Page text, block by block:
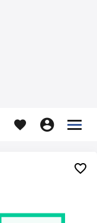
  


